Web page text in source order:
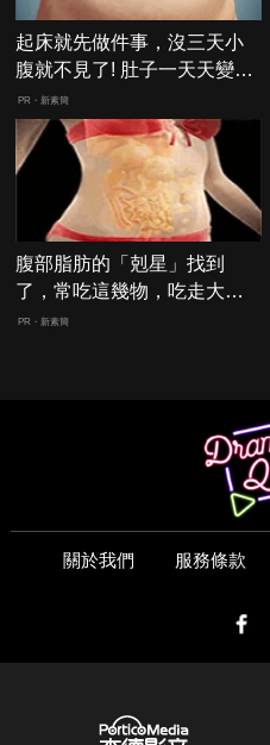
起床就先做件事，沒三天小
腹就不見了! 肚子一天天變
小！
PR・新素簡
腹部脂肪的「剋星」找到
了，常吃這幾物，吃走大肚
囊，瘦出小蠻腰
PR・新素簡
關於我們 服務條款